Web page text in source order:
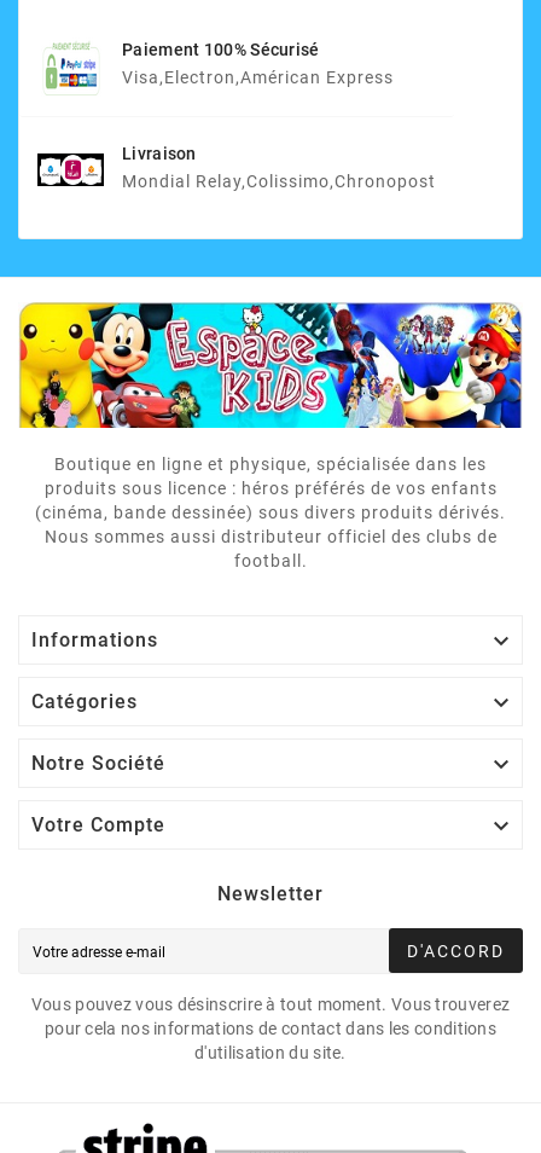
Paiement 100% Sécurisé
Visa,electron,Américan Express
Livraison
Mondial Relay,Colissimo,Chronopost
Boutique en ligne et physique, spécialisée dans les
produits sous licence : héros préférés de vos enfants
(cinéma, bande dessinée) sous divers produits dérivés.
Nous sommes aussi distributeur officiel des clubs de
football.
Informations 
Catégories 
Notre Société 
Votre Compte 
Newsletter
D'ACCORD
Vous pouvez vous désinscrire à tout moment. Vous trouverez
pour cela nos informations de contact dans les conditions
d'utilisation du site.